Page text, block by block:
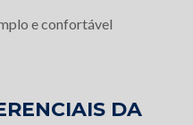
e confortável
DA